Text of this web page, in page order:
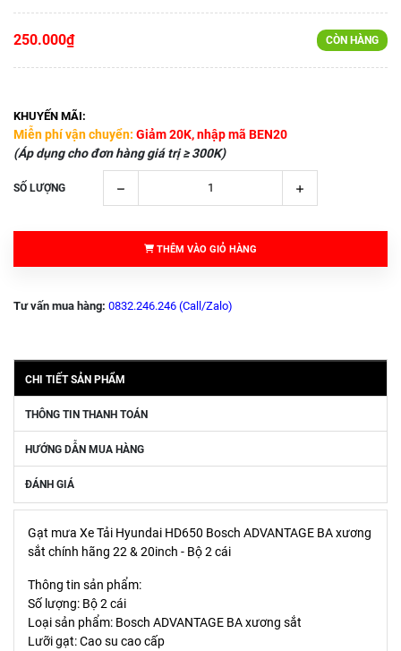
250.000₫ CÒN HÀNG
KHUYẾN MÃI:
Miễn phí vận chuyển: Giảm 20K, nhập mã BEN20
(Áp dụng cho đơn hàng giá trị ≥ 300K)
SỐ LƯỢNG
THÊM VÀO GIỎ HÀNG
Tư vấn mua hàng: 0832.246.246 (Call/Zalo)
CHI TIẾT SẢN PHẨM
THÔNG TIN THANH TOÁN
HƯỚNG DẪN MUA HÀNG
ĐÁNH GIÁ
Gạt mưa Xe Tải Hyundai HD650 Bosch ADVANTAGE BA xương
sắt chính hãng 22 & 20inch - Bộ 2 cái
Thông tin sản phẩm:
Số lượng: Bộ 2 cái
Loại sản phẩm: Bosch ADVANTAGE BA xương sắt
Lưỡi gạt: Cao su cao cấp